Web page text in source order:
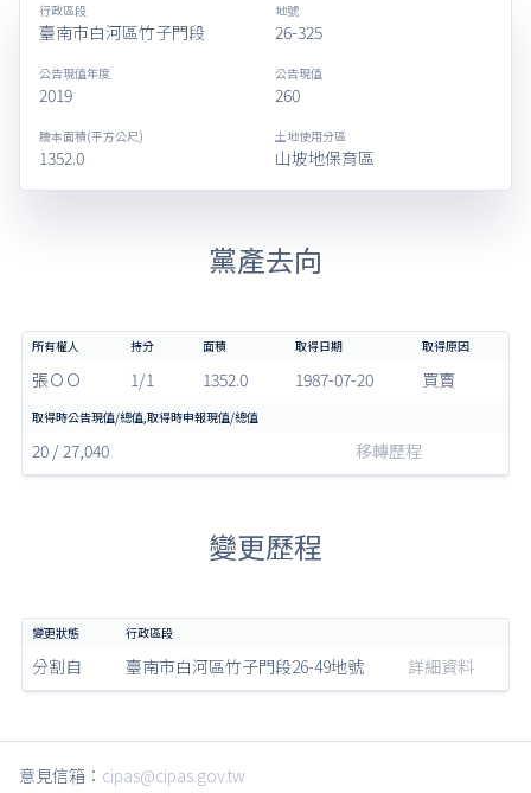
行政區段
臺南市白河區竹子門段
地號
26-325
公告現值年度
2019
公告現值
260
謄本面積(平方公尺)
1352.0
土地使用分區
山坡地保育區
黨產去向
張ＯＯ 1/1 1352.0 1987-07-20 買賣
20 / 27,040 移轉歷程
變更歷程
分割自 臺南市白河區竹子門段26-49地號 詳細資料
意見信箱： cipas@cipas.gov.tw